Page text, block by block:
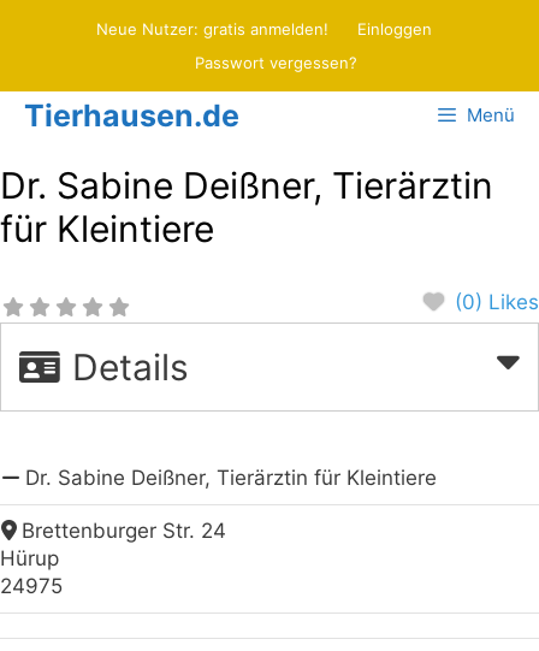
Neue Nutzer: gratis anmelden!
Einloggen
Passwort vergessen?
Tierhausen.de Menü
Dr. Sabine Deißner, Tierärztin
für Kleintiere
(0) Likes
Details
Dr. Sabine Deißner, Tierärztin für Kleintiere
Brettenburger Str. 24
Hürup
24975